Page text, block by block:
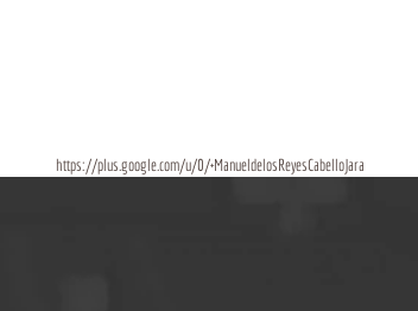
https://plus.google.com/u/0/+ManueldelosReyesCabelloJara